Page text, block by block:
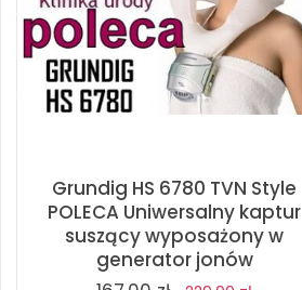
Grundig HS 6780 TVN Style
POLECA Uniwersalny kaptur
suszący wyposażony w
generator jonów